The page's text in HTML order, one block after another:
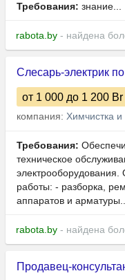
Требования: знание...
rabota.by - найдена
Слесарь-электрик
от 1 000 до 1 200 Br
компания: Химчистка и
Требования:
техническое
электрооборудования.
работы: - разборка,
аппаратов и
rabota.by - найдена
Продавец-